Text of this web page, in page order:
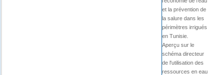
et la prévention de
la salure dans les
périmètres irrigués
en Tunisie.
Aperçu sur le
schéma directeur
de l'utilisation des
ressources en eau